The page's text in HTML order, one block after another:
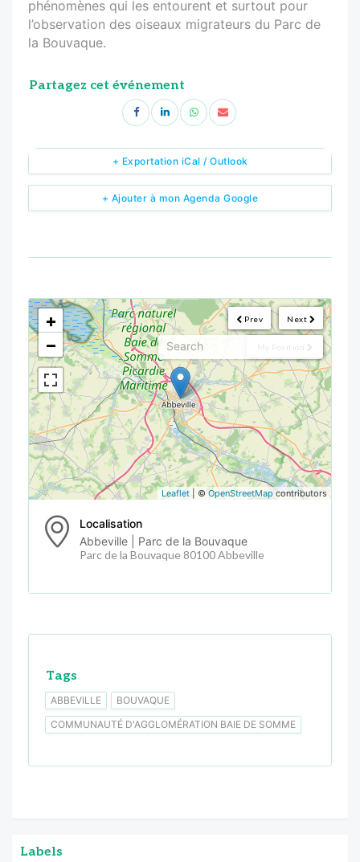
phénomènes qui les entourent et surtout pour
l’observation des oiseaux migrateurs du Parc de
la Bouvaque.
Partagez cet événement
+ Ajouter à mon Agenda Google
+ Exportation iCal / Outlook
Next
Prev
My Position
<!---->
+
−
Leaflet | © OpenStreetMap contributors
Localisation
Abbeville | Parc de la Bouvaque
Parc de la Bouvaque 80100 Abbeville
Tags
ABBEVILLE
BOUVAQUE
COMMUNAUTÉ D'AGGLOMÉRATION BAIE DE SOMME
Labels